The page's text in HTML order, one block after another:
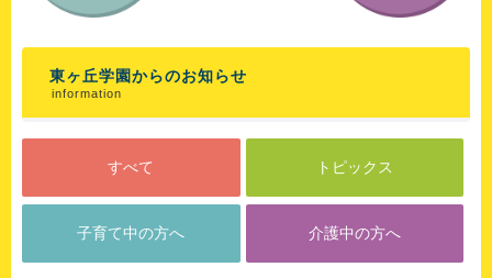
東ヶ丘学園からのお知らせ
information
すべて トピックス
子育て中の方へ 介護中の方へ